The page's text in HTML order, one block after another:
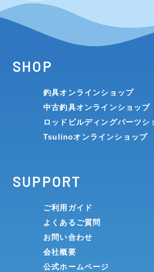
SHOP
釣具オンラインショップ
中古釣具オンラインショップ
ロッドビルディングパーツシ
Tsulinoオンラインショップ
SUPPORT
ご利用ガイド
よくあるご質問
お問い合わせ
会社概要
公式ホームページ